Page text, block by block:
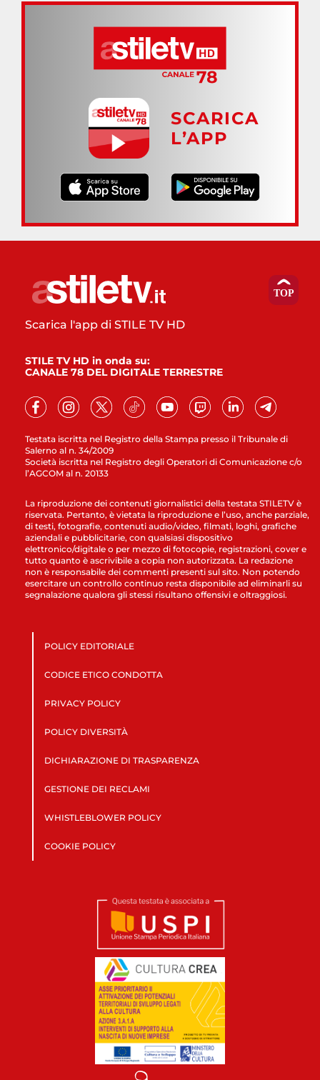
SCARICA
L’APP
Testata iscritta nel Registro della Stampa presso il Tribunale di
Salerno al n. 34/2009
Società iscritta nel Registro degli Operatori di Comunicazione c/o
l’AGCOM al n. 20133
Scarica l'app di STILE TV HD
STILE TV HD in onda su:
CANALE 78 DEL DIGITALE TERRESTRE
La riproduzione dei contenuti giornalistici della testata STILETV è
riservata. Pertanto, è vietata la riproduzione e l’uso, anche parziale,
di testi, fotografie, contenuti audio/video, filmati, loghi, grafiche
aziendali e pubblicitarie, con qualsiasi dispositivo
elettronico/digitale o per mezzo di fotocopie, registrazioni, cover e
tutto quanto è ascrivibile a copia non autorizzata. La redazione
non è responsabile dei commenti presenti sul sito. Non potendo
esercitare un controllo continuo resta disponibile ad eliminarli su
segnalazione qualora gli stessi risultano offensivi e oltraggiosi.
POLICY EDITORIALE
CODICE ETICO CONDOTTA
PRIVACY POLICY
POLICY DIVERSITÀ
DICHIARAZIONE DI TRASPARENZA
GESTIONE DEI RECLAMI
WHISTLEBLOWER POLICY
COOKIE POLICY